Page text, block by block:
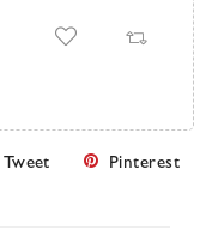
Tweet Pinterest